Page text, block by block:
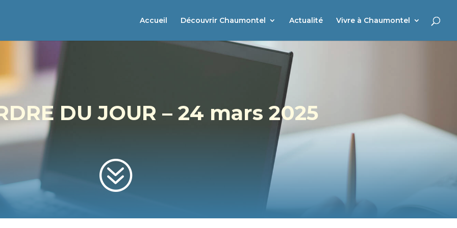
Accueil Découvrir Chaumontel Actualité Vivre à Chaumontel
DU JOUR – 24 mars 2025
?